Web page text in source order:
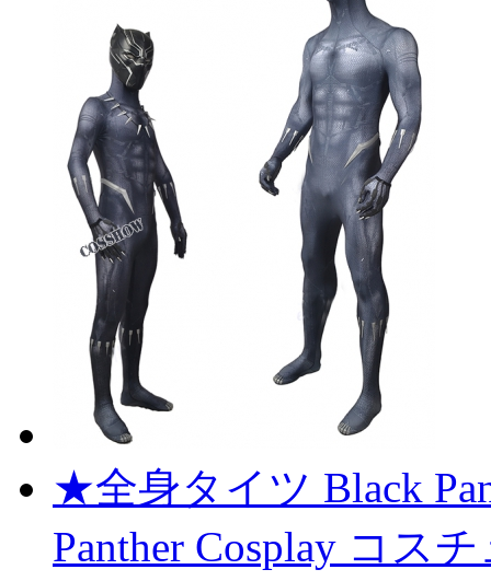
★全身タイツ Black
Panther Cosplay コス